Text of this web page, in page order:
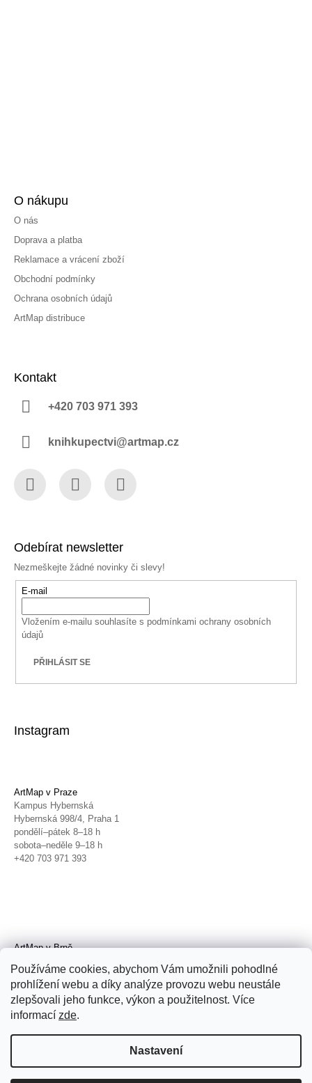
Používáme cookies, abychom Vám umožnili pohodlné
prohlížení webu a díky analýze provozu webu neustále
zlepšovali jeho funkce, výkon a použitelnost. Více
informací zde.
Nastavení
O nákupu
O nás
Doprava a platba
Reklamace a vrácení zboží
Obchodní podmínky
Ochrana osobních údajů
ArtMap distribuce
Kontakt
+420 703 971 393
knihkupectvi@artmap.cz
Odebírat newsletter
Nezmeškejte žádné novinky či slevy!
E-mail
Vložením e-mailu souhlasíte s podmínkami ochrany osobních
údajů
PŘIHLÁSIT SE
Instagram
ArtMap v Praze
Kampus Hybernská
Hybernská 998/4, Praha 1
pondělí–pátek 8–18 h
sobota–neděle 9–18 h
+420 703 971 393
ArtMap v Brně
Radnická 4, Brno
úterý–pátek 11–19 h
sobota 14–19 h
+420 702 152 298